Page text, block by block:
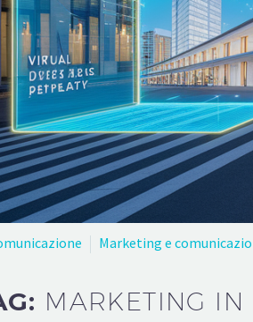
Marketing e
MARKETING IN